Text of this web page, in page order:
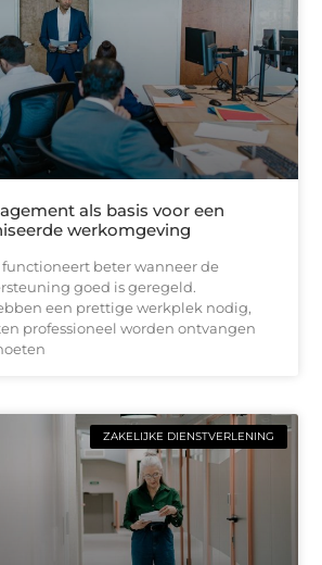
als basis voor een
werkomgeving
beter wanneer de
goed is geregeld.
een prettige werkplek nodig,
professioneel worden ontvangen
ZAKELIJKE DIENSTVERLENING